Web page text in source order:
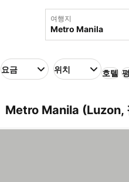
여행지
요금 위치 호텔
Metro Manila (Luzon,